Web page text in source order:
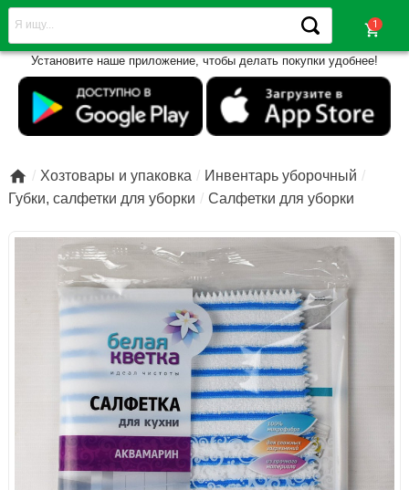
shopping_cart
Установите наше приложение, чтобы делать покупки удобнее!
 Хозтовары и упаковка
Инвентарь уборочный
Губки, салфетки для уборки
Салфетки для уборки